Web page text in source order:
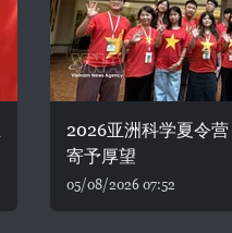
2026亚洲科学夏令
寄予厚望
05/08/2026 07:52